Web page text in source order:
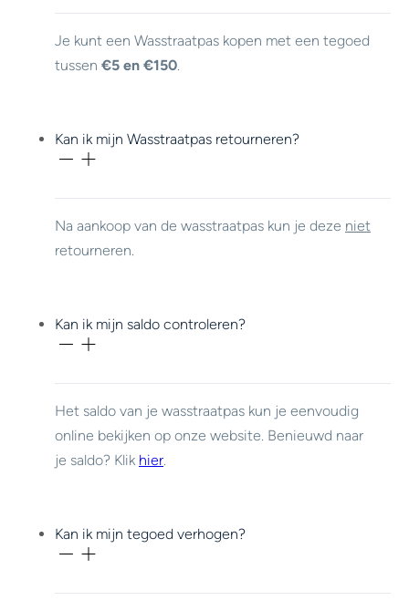
Je kunt een Wasstraatpas kopen met een tegoed
tussen €5 en €150
Kan ik mijn Wasstraatpas retourneren?
Na aankoop van de wasstraatpas kun je deze niet
retourneren.
Kan ik mijn saldo controleren?
Het saldo van je wasstraatpas kun je eenvoudig
online bekijken op onze website. Benieuwd naar
je saldo? Klik hier
Kan ik mijn tegoed verhogen?